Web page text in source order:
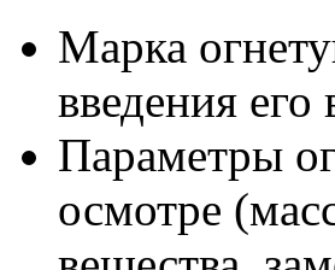
Марка
введения его
Параметры
осмотре